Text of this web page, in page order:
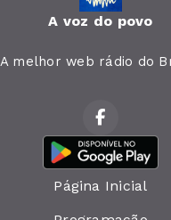
A voz do povo
A melhor web rádio do
Página Inicial